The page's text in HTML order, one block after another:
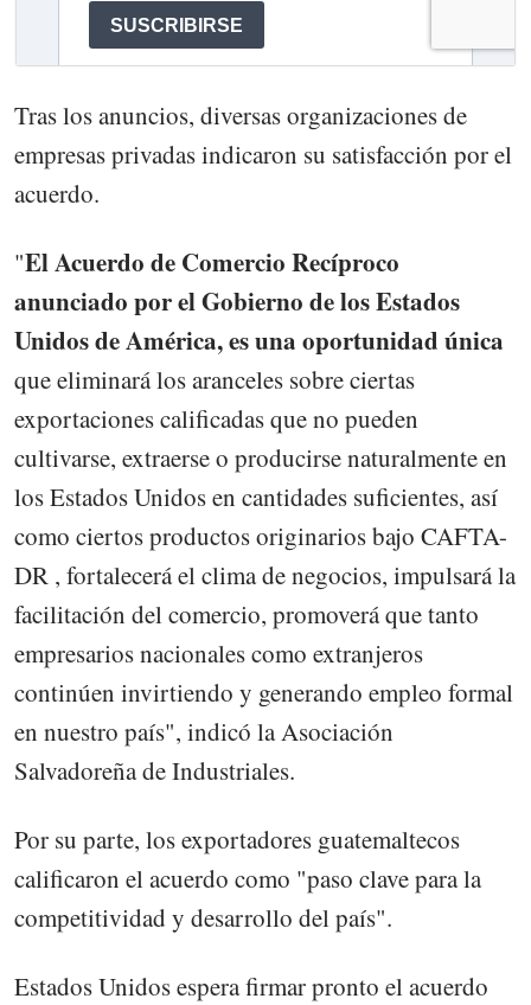
Tras los anuncios, diversas organizaciones de
empresas privadas indicaron su satisfacción por el
acuerdo.
"El Acuerdo de Comercio Recíproco
anunciado por el Gobierno de los Estados
Unidos de América, es una oportunidad única
que eliminará los aranceles sobre ciertas
exportaciones calificadas que no pueden
cultivarse, extraerse o producirse naturalmente en
los Estados Unidos en cantidades suficientes, así
como ciertos productos originarios bajo CAFTA-
DR , fortalecerá el clima de negocios, impulsará la
facilitación del comercio, promoverá que tanto
empresarios nacionales como extranjeros
continúen invirtiendo y generando empleo formal
en nuestro país", indicó la Asociación
Salvadoreña de Industriales.
Por su parte, los exportadores guatemaltecos
calificaron el acuerdo como "paso clave para la
competitividad y desarrollo del país".
Estados Unidos espera firmar pronto el acuerdo